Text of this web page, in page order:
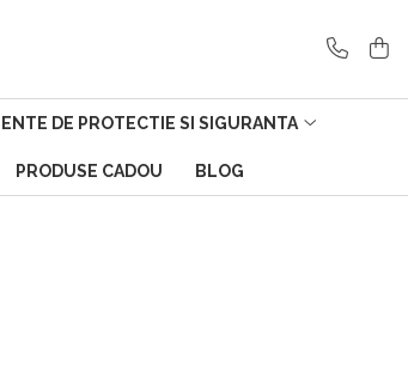
DE PROTECTIE SI SIGURANTA
PRODUSE CADOU BLOG